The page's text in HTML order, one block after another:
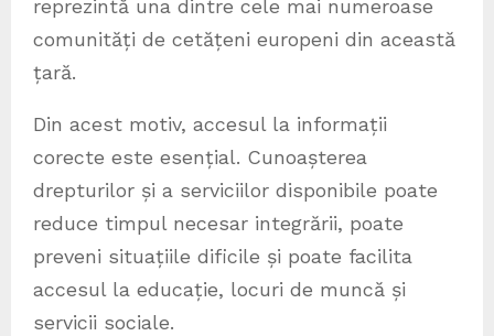
reprezintă una dintre cele mai numeroase
comunități de cetățeni europeni din această
țară.
Din acest motiv, accesul la informații
corecte este esențial. Cunoașterea
drepturilor și a serviciilor disponibile poate
reduce timpul necesar integrării, poate
preveni situațiile dificile și poate facilita
accesul la educație, locuri de muncă și
servicii sociale.